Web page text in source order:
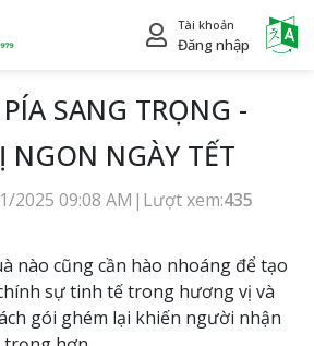
Tài khoản
Đăng nhập
SANG TRỌNG -
NGON NGÀY TẾT
2025 09:08 AM | Lượt xem:435
nào cũng cần hào nhoáng để tạo
sự tinh tế trong hương vị và
gói ghém lại khiến người nhận